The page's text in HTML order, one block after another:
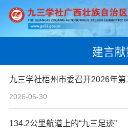
建言献
九三学社梧州市委召开2026年
2026-06-30
134.2公里航道上的“九三足迹”